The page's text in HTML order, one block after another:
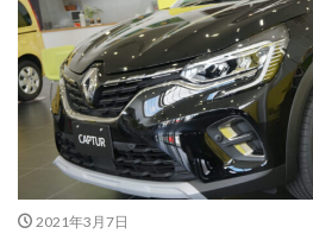
2021年3月7日